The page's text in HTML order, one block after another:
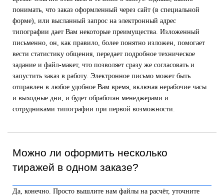
понимать, что заказ оформленный через сайт (в специальной
форме), или высланный запрос на электронный адрес
типографии дает Вам некоторые преимущества. Изложенный
письменно, он, как правило, более понятно изложен, помогает
вести статистику общения, передает подробное техническое
задание и файл-макет, что позволяет сразу же согласовать и
запустить заказ в работу. Электронное письмо может быть
отправлен в любое удобное Вам время, включая нерабочие часы
и выходные дни, и будет обработан менеджерами и
сотрудниками типографии при первой возможности.
Можно ли оформить несколько
тиражей в одном заказе?
Да, конечно. Просто вышлите нам файлы на расчёт, уточните